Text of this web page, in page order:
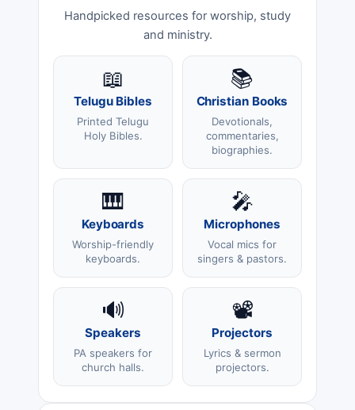
Handpicked resources for worship, study
and ministry.
📖
Telugu Bibles
Printed Telugu
Holy Bibles.
📚
Christian Books
Devotionals,
commentaries,
biographies.
🎹
Keyboards
Worship-friendly
keyboards.
🎤
Microphones
Vocal mics for
singers & pastors.
🔊
Speakers
PA speakers for
church halls.
📽️
Projectors
Lyrics & sermon
projectors.